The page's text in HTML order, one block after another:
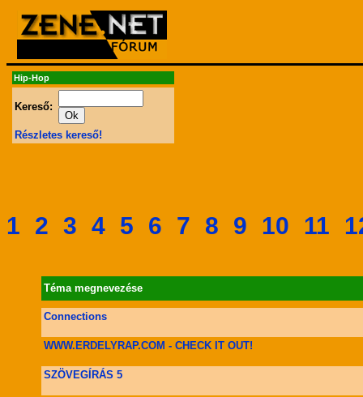
Hip-Hop
Kereső:
Részletes kereső!
1 2 3 4 5 6 7 8 9 10 11
Téma megnevezése
Connections
WWW.ERDELYRAP.COM - CHECK IT OUT!
SZÖVEGÍRÁS 5